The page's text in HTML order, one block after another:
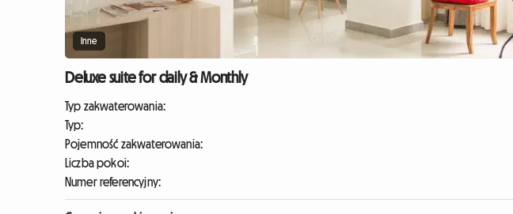
Inne
Deluxe suite for daily & Monthly
Typ zakwaterowania:
Typ:
Pojemność zakwaterowania:
Liczba pokoi:
Numer referencyjny: